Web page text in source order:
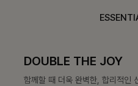
DOUBLE THE JOY
함께할 때 더욱 완벽한, 합리적인 선